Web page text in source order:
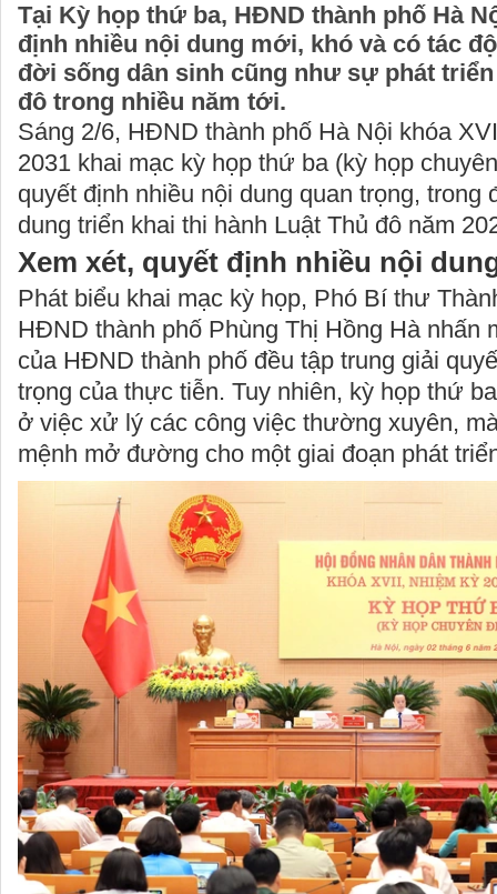
Tại Kỳ họp thứ ba, HĐND thành phố Hà
định nhiều nội dung mới, khó và có tác
đời sống dân sinh cũng như sự phát
đô trong nhiều năm tới.
Sáng 2/6, HĐND thành phố Hà Nội khóa
2031 khai mạc kỳ họp thứ ba (kỳ họp
quyết định nhiều nội dung quan trọng, trong
dung triển khai thi hành Luật Thủ đô năm
Xem xét, quyết định nhiều nội
Phát biểu khai mạc kỳ họp, Phó Bí thư
HĐND thành phố Phùng Thị Hồng Hà nhấn
của HĐND thành phố đều tập trung giải
trọng của thực tiễn. Tuy nhiên, kỳ họp thứ
ở việc xử lý các công việc thường xuyên,
mệnh mở đường cho một giai đoạn phát